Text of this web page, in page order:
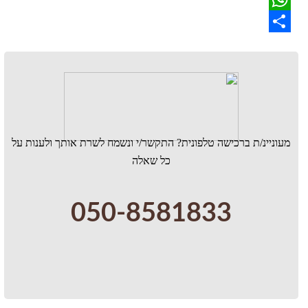
WhatsApp
מעוניינ/ת ברכישה טלפונית? התקשר/י ונשמח לשרת אותך ולענות על
כל שאלה
050-8581833